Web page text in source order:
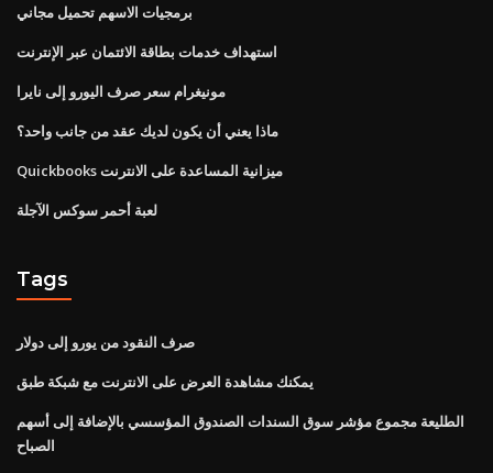
برمجيات الاسهم تحميل مجاني
استهداف خدمات بطاقة الائتمان عبر الإنترنت
مونيغرام سعر صرف اليورو إلى نايرا
ماذا يعني أن يكون لديك عقد من جانب واحد؟
Quickbooks ميزانية المساعدة على الانترنت
لعبة أحمر سوكس الآجلة
Tags
صرف النقود من يورو إلى دولار
يمكنك مشاهدة العرض على الانترنت مع شبكة طبق
الطليعة مجموع مؤشر سوق السندات الصندوق المؤسسي بالإضافة إلى أسهم
الصباح